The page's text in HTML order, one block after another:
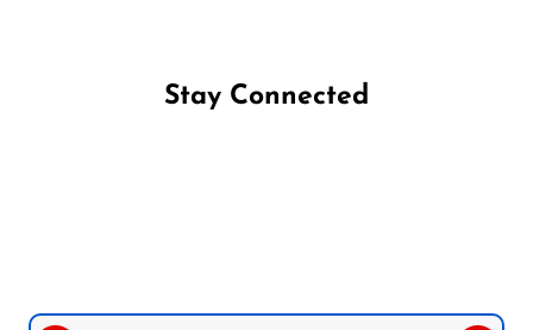
Stay Connected